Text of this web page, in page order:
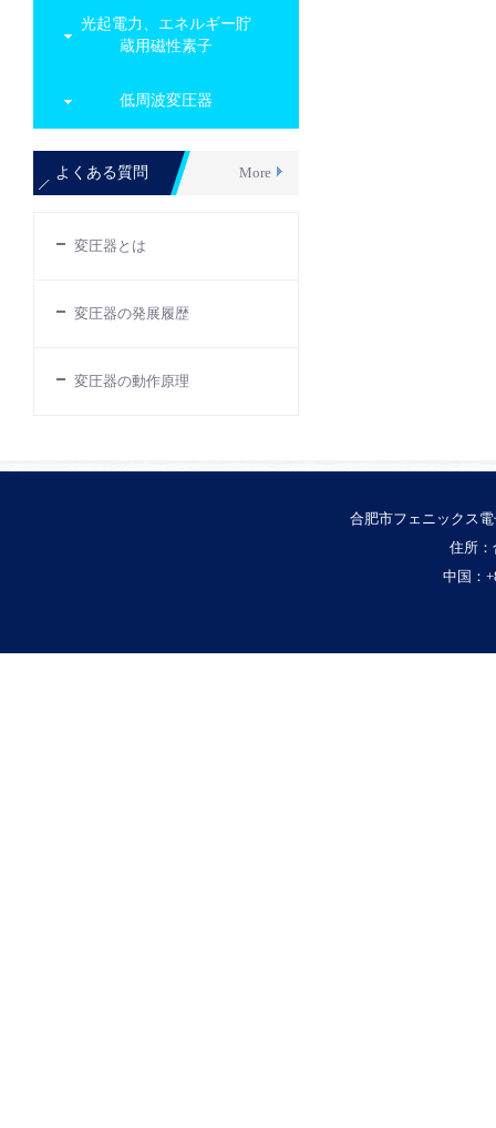
光起電力、エネルギー貯
蔵用磁性素子
低周波変圧器
More
よくある質問
変圧器とは
変圧器の発展履歴
変圧器の動作原理
合肥市フェニックス
住所
中国：